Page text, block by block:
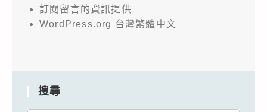
訂閱留言的資訊提供
WordPress.org 台灣繁體中文
搜尋